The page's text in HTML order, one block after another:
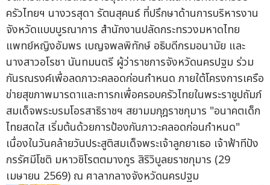
ครัวไทยฯ นางวรสุดา รัตนสุคนธ์ ที่ปรึกษาด้านการบริหารงาน
จังหวัดแบบบูรณาการ สำนักงานปลัดกระทรวงมหาดไทย
แพทย์หญิงอัมพร เบญจพลพิทักษ์ อธิบดีกรมอนามัย และ
นางสาวอโรชา นันทมนตรี ผู้ว่าราชการจังหวัดนครปฐม ร่วม
กันรณรงค์เพื่อลดภาวะคลอดก่อนกำหนด ภายใต้โครงการเครือ
ข่ายสุขภาพมารดาและทารกเพื่อครอบครัวไทยในพระราชูปถัมภ์
สมเด็จพระบรมโอรสาธิราชฯ สยามมกุฎราชกุมาร "อนาคตเด็ก
ไทยสดใส เริ่มต้นด้วยการป้องกันภาวะคลอดก่อนกำหนด"
เนื่องในวันคล้ายวันประสูติสมเด็จพระเจ้าลูกยาเธอ เจ้าฟ้าทีปัง
กรรัศมีโชติ มหาวชิโรตตมางกูร สิริวิบูลยราชกุมาร (29
เมษายน 2569) ณ ศาลากลางจังหวัดนครปฐม